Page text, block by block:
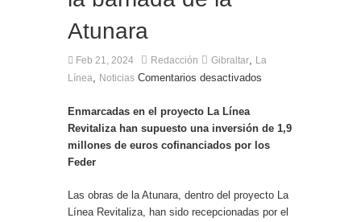
de Aguas Marinas, se cierran aspectos de la
Atunara
Feb 21, 2024 Redacción Gibraltar, La
Línea, Noticias Comentarios desactivados
Enmarcadas en el proyecto La Línea
Revitaliza han supuesto una inversión de 1,9
millones de euros cofinanciados por los
Feder
Las obras de la Atunara, dentro del proyecto La
Línea Revitaliza, han sido recepcionadas por el